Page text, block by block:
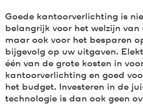
Goede kantoorverlichting is
belangrijk voor het welzijn van
maar ook voor het besparen
bijgevolg op uw uitgaven.
één van de grote kosten in
kantoorverlichting en goed
het budget. Investeren in de
technologie is dan ook geen